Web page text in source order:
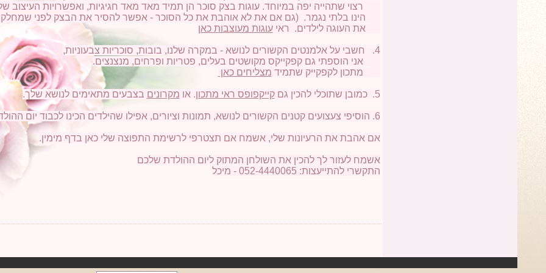
רצוי שתהייה יפה במיוחד. עוגות בצק סוכר הן תמיד מאד מאד חגיגיות, ואפשרויות העיצוב
הינו בלתי נגמר. (גם אם את לא אוהבת את כל הסוכר - אפשר להסיר את הבצק לפני
את העוגה לילדים. ראיעוגות מעוצבות כאן
4. חשבי על אלמנטים הקשורים לנושא - במקרה שלנו, בובות, סוכריות צבעוניות,
אני הוספתי גם קפקייקס מקושטים בעלים, פטריות ופרחים, מנצנצים.
מתכון לקפקייק שתמיד מצליחים כאן
5. כמובן שתוכלי להכין גם קייקפופס ראי מתכון. או מקרונים בצבעים מתאימים לנושא שלך.
6. הוסיפי צעצועים קטנים הקשורים לנושא, תמונות וציורים, אפילו שהילדים הכינו לכבוד יום ההולדת!!
אם אהבת את הרעיונות שלי, אשמח אם תצטרפי לרשימת התפוצה שלי כאן בדף מימין.
אשמח לעזור לך להכין את השולחן המתוק ליום ההולדת שלכם
התקשרי להתייעצות: 052-4440065 - מיכל